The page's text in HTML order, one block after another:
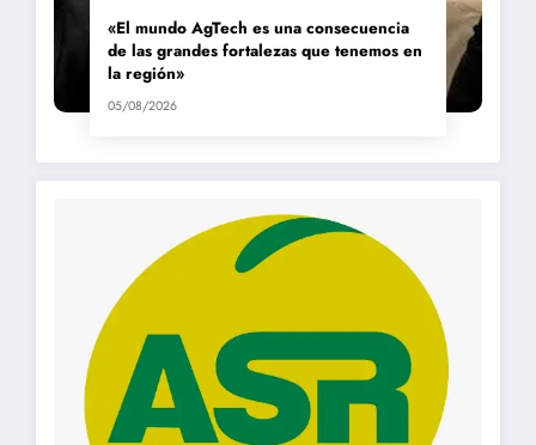
«El mundo AgTech es una consecuencia
de las grandes fortalezas que tenemos en
la región»
05/08/2026